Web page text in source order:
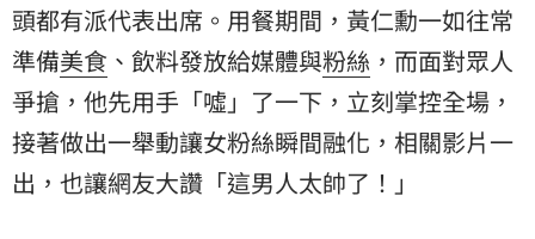
頭都有派代表出席。用餐期間，黃仁勳一如往常
準備美食 、飲料發放給媒體與粉絲 ，而面對眾人
爭搶，他先用手「噓」了一下，立刻掌控全場，
接著做出一舉動讓女粉絲瞬間融化，相關影片一
出，也讓網友大讚「這男人太帥了！」